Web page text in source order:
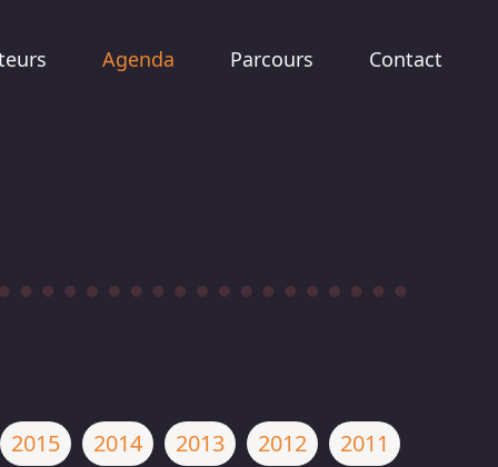
Agenda Parcours Contact
2015 2014 2013 2012 2011